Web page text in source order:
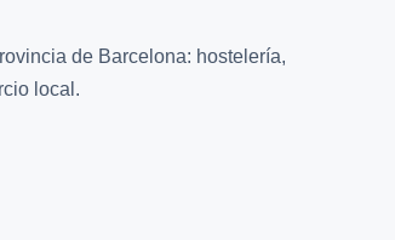
de Barcelona: hostelería,
local.